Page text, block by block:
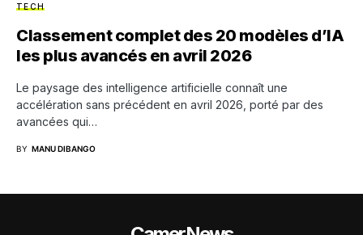
TECH
Classement complet des 20 modèles d’IA
les plus avancés en avril 2026
Le paysage des intelligence artificielle connaît une
accélération sans précédent en avril 2026, porté par des
avancées qui…
BY MANU DIBANGO